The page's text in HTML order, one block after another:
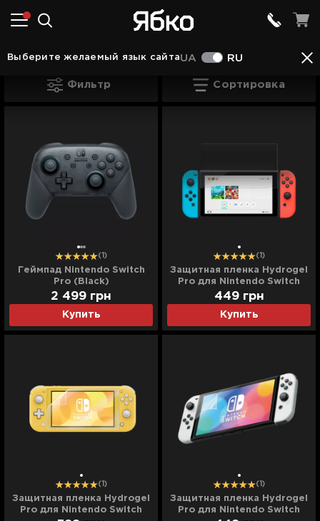
Выберите желаемый язык сайтаUA RU
Для Nintendo Switch в Харькове
Для Nintendo Switch в Харькове
Фильтр Сортировка
(1)
Геймпад Nintendo Switch
Pro (Black)
Купить
2 499 грн
(1)
Защитная пленка Hydrogel
Pro для Nintendo Switch
6.2" (Glossy Clear)
Купить
449 грн
(1)
Защитная пленка Hydrogel
Pro для Nintendo Switch
(1)
Защитная пленка Hydrogel
Pro для Nintendo Switch